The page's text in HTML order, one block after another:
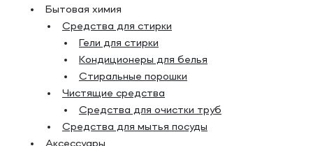
Бытовая химия
Средства для стирки
Гели для стирки
Кондиционеры для белья
Стиральные порошки
Чистящие средства
Средства для очистки труб
Средства для мытья посуды